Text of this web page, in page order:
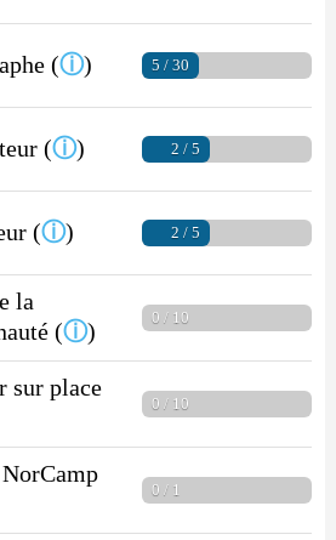
(ⓘ) 5 / 30
(ⓘ) 2 / 5
(ⓘ) 2 / 5
la
(ⓘ)
0 / 10
sur place
0 / 10
0 / 1